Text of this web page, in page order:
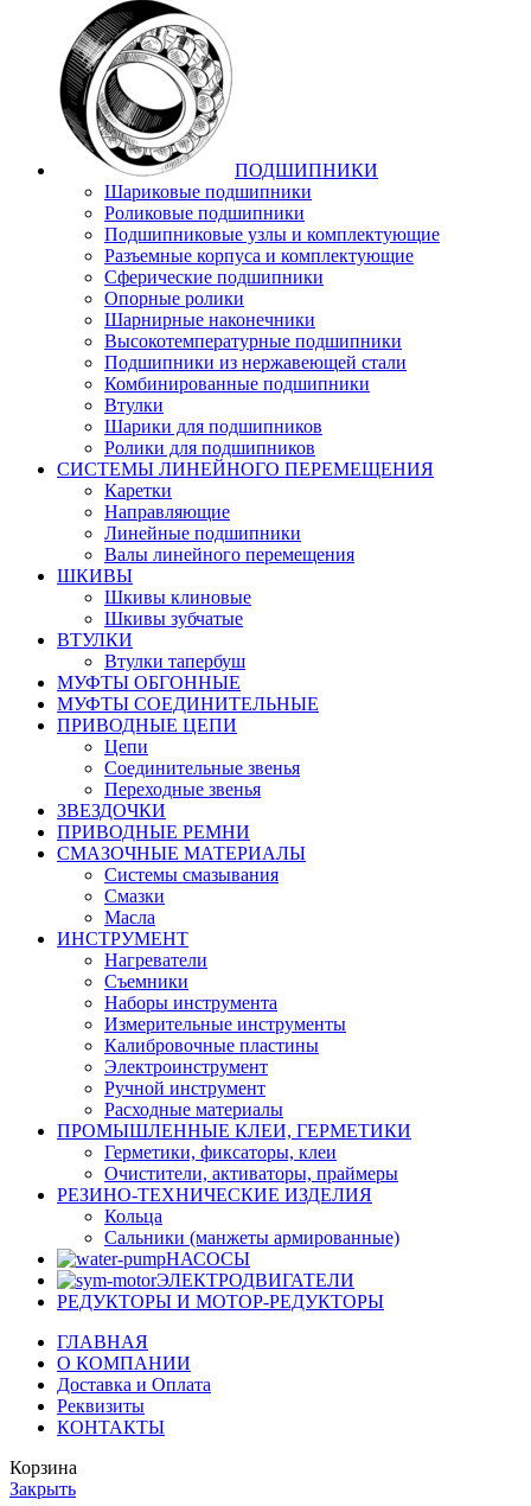
ПОДШИПНИКИ
Шариковые подшипники
Роликовые подшипники
Подшипниковые узлы и комплектующие
Разъемные корпуса и комплектующие
Сферические подшипники
Опорные ролики
Шарнирные наконечники
Высокотемпературные подшипники
Подшипники из нержавеющей стали
Комбинированные подшипники
Втулки
Шарики для подшипников
Ролики для подшипников
СИСТЕМЫ ЛИНЕЙНОГО ПЕРЕМЕЩЕНИЯ
Каретки
Направляющие
Линейные подшипники
Валы линейного перемещения
ШКИВЫ
Шкивы клиновые
Шкивы зубчатые
ВТУЛКИ
Втулки тапербуш
МУФТЫ ОБГОННЫЕ
МУФТЫ СОЕДИНИТЕЛЬНЫЕ
ПРИВОДНЫЕ ЦЕПИ
Цепи
Соединительные звенья
Переходные звенья
ЗВЕЗДОЧКИ
ПРИВОДНЫЕ РЕМНИ
СМАЗОЧНЫЕ МАТЕРИАЛЫ
Системы смазывания
Смазки
Масла
ИНСТРУМЕНТ
Нагреватели
Съемники
Наборы инструмента
Измерительные инструменты
Калибровочные пластины
Электроинструмент
Ручной инструмент
Расходные материалы
ПРОМЫШЛЕННЫЕ КЛЕИ, ГЕРМЕТИКИ
Герметики, фиксаторы, клеи
Очистители, активаторы, праймеры
РЕЗИНО-ТЕХНИЧЕСКИЕ ИЗДЕЛИЯ
Кольца
Сальники (манжеты армированные)
НАСОСЫ
ЭЛЕКТРОДВИГАТЕЛИ
РЕДУКТОРЫ И МОТОР-РЕДУКТОРЫ
ГЛАВНАЯ
О КОМПАНИИ
Доставка и Оплата
Реквизиты
КОНТАКТЫ
Корзина
Закрыть